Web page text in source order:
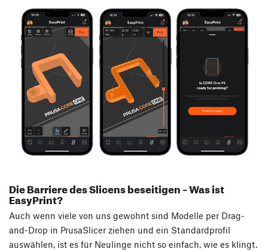
Die Barriere des Slicens beseitigen – Was ist
EasyPrint?
Auch wenn viele von uns gewohnt sind Modelle per Drag-
and-Drop in PrusaSlicer ziehen und ein Standardprofil
auswählen, ist es für Neulinge nicht so einfach, wie es klingt.